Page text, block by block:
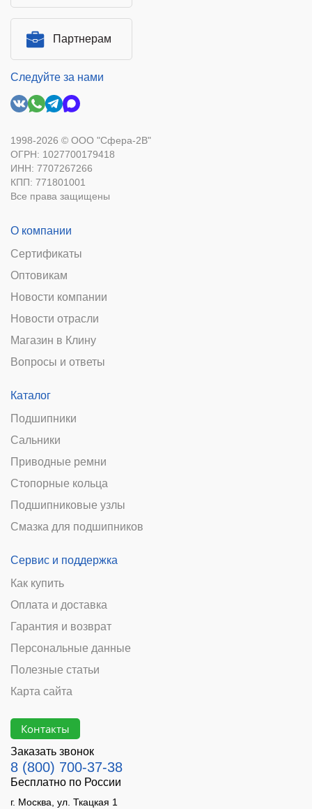
Партнерам
Следуйте за нами
1998-2026 © ООО "Сфера-2В"
ОГРН: 1027700179418
ИНН: 7707267266
КПП: 771801001
Все права защищены
О компании
Сертификаты
Оптовикам
Новости компании
Новости отрасли
Магазин в Клину
Вопросы и ответы
Каталог
Подшипники
Сальники
Приводные ремни
Стопорные кольца
Подшипниковые узлы
Смазка для подшипников
Сервис и поддержка
Как купить
Оплата и доставка
Гарантия и возврат
Персональные данные
Полезные статьи
Карта сайта
Контакты
Заказать звонок
8 (800) 700-37-38
Бесплатно по России
г. Москва, ул. Ткацкая 1